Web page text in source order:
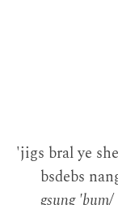
'jigs bral ye
bsdebs